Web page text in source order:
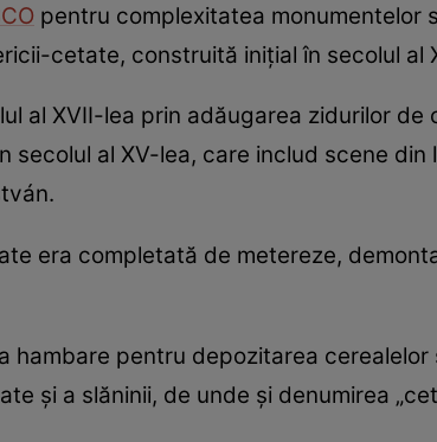
pentru complexitatea monumentelor
cetate, construită inițial în secolul al
al XVII-lea prin adăugarea zidurilor de
secolul al XV-lea, care includ scene
era completată de metereze,
hambare pentru depozitarea
și a slăninii, de unde și denumirea